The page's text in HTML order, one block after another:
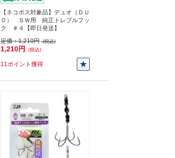
【ネコポス対象品】デュオ（ＤＵ
Ｏ） ＳＷ用 純正トレブルフッ
ク ＃４【即日発送】
定価：1,210円 (税込)
1,210円 (税込)
11ポイント獲得